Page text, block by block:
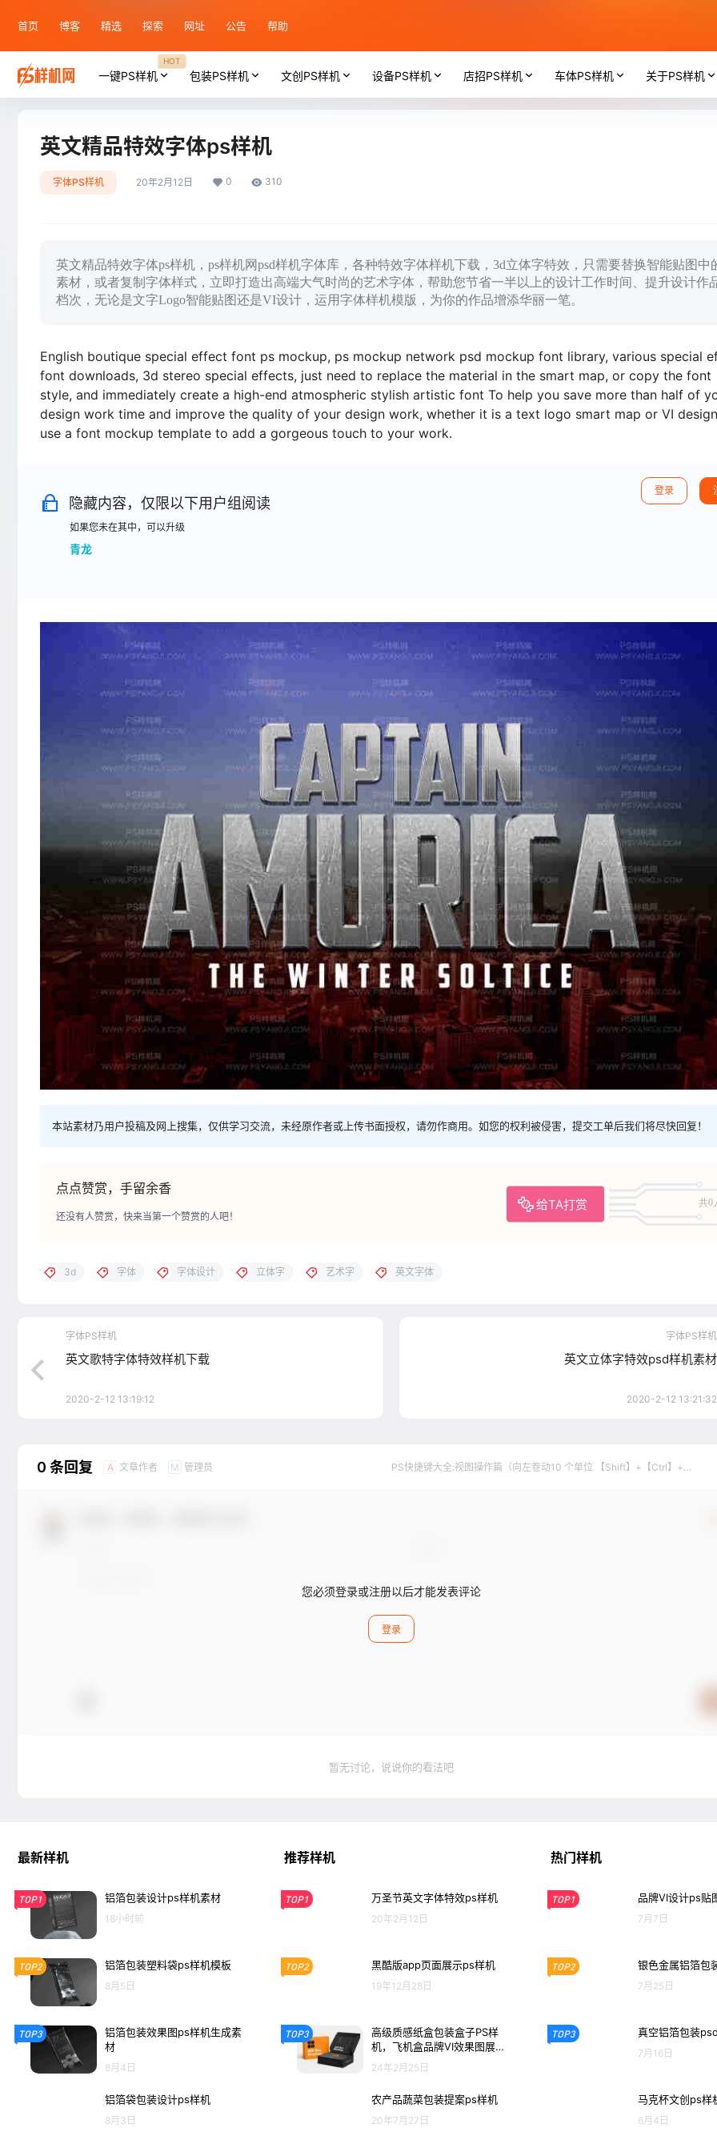
首页 博客 精选 探索 网址 公告 帮助
一键PS样机
HOT
包装PS样机 文创PS样机 设备PS样机 店招PS样机 车体PS样机 关于PS样机
英文精品特效字体ps样机
字体PS样机 20年2月12日 0 310
英文精品特效字体ps样机，ps样机网psd样机字体库，各种特效字体样机下载，3d立体字特效，只需要替换智能贴图中
素材，或者复制字体样式，立即打造出高端大气时尚的艺术字体，帮助您节省一半以上的设计工作时间、提升设计作
档次，无论是文字Logo智能贴图还是VI设计，运用字体样机模版，为你的作品增添华丽一笔。
English boutique special effect font ps mockup, ps mockup network psd mockup font library, various special
font downloads, 3d stereo special effects, just need to replace the material in the smart map, or copy the font
style, and immediately create a high-end atmospheric stylish artistic font To help you save more than half of
design work time and improve the quality of your design work, whether it is a text logo smart map or VI
use a font mockup template to add a gorgeous touch to your work.
隐藏内容，仅限以下用户组阅读
如果您未在其中，可以升级
青龙
登录
本站素材乃用户投稿及网上搜集，仅供学习交流，未经原作者或上传书面授权，请勿作商用。如您的权利被侵害，提交工单后我们将尽快回复！
点点赞赏，手留余香
给TA打赏 共0
还没有人赞赏，快来当第一个赞赏的人吧！
3d 字体 字体设计 立体字 艺术字 英文字体
字体PS样机
英文歌特字体特效样机下载
2020-2-12 13:19:12
字体PS样机
英文立体字特效psd样机素材
2020-2-12 13:21:32
0 条回复 A 文章作者 M 管理员
PS快捷键大全:视图操作篇（向左卷动10 个单位 【Shift】+【Ctrl】+
您必须登录或注册以后才能发表评论
登录
暂无讨论，说说你的看法吧
最新样机
TOP1 铝箔包装设计ps样机素材
18小时前
TOP2 铝箔包装塑料袋ps样机模板
8月5日
TOP3
铝箔包装效果图ps样机生成素
材
8月4日
铝箔袋包装设计ps样机
8月3日
推荐样机
TOP1 万圣节英文字体特效ps样机
20年2月12日
TOP2 黑酷版app页面展示ps样机
19年12月28日
TOP3
高级质感纸盒包装盒子PS样
机，飞机盒品牌VI效果图展示P
SD贴图样机设计素材
24年2月25日
农产品蔬菜包装提案ps样机
20年7月27日
热门样机
TOP1 品牌VI设计ps贴
7月7日
TOP2 银色金属铝箔包
7月25日
TOP3 真空铝箔包装
7月16日
马克杯文创ps样
6月4日